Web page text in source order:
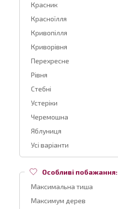
Красник
Красноїлля
Кривопілля
Криворівня
Перехресне
Рівня
Стебні
Устеріки
Черемошна
Яблуниця
Усі варіанти
Особливі побажання:
Максимальна тиша
Максимум дерев